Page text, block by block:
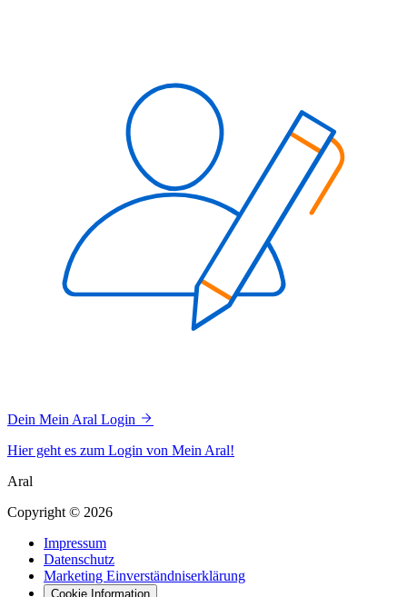
Dein Mein Aral Login
Hier geht es zum Login von Mein Aral!
Aral
Copyright © 2026
Impressum
Datenschutz
Marketing Einverständniserklärung
Cookie Information